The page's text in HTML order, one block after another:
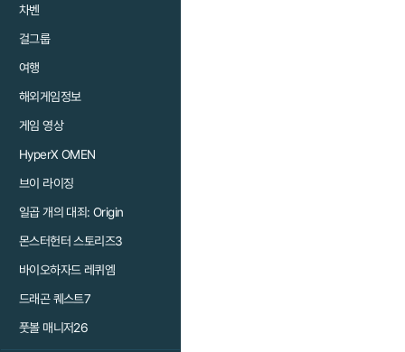
차벤
걸그룹
여행
해외게임정보
게임 영상
HyperX OMEN
브이 라이징
일곱 개의 대죄: Origin
몬스터헌터 스토리즈3
바이오하자드 레퀴엠
드래곤 퀘스트7
풋볼 매니저26